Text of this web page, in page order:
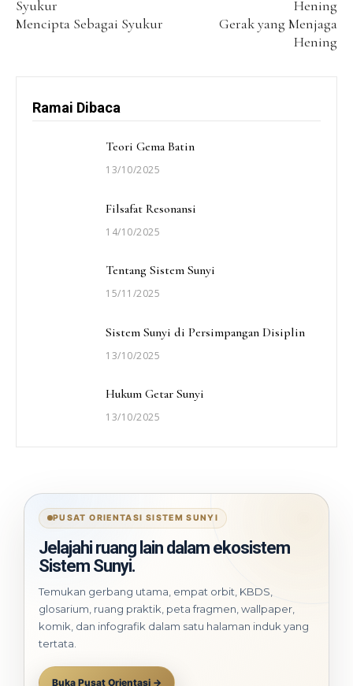
Mencipta Sebagai Syukur
Gerak yang Menjaga
Hening
Ramai Dibaca
Teori Gema Batin
13/10/2025
Filsafat Resonansi
14/10/2025
Tentang Sistem Sunyi
15/11/2025
Sistem Sunyi di Persimpangan Disiplin
13/10/2025
Hukum Getar Sunyi
13/10/2025
PUSAT ORIENTASI SISTEM SUNYI
Jelajahi ruang lain dalam ekosistem
Sistem Sunyi.
Temukan gerbang utama, empat orbit, KBDS,
glosarium, ruang praktik, peta fragmen, wallpaper,
komik, dan infografik dalam satu halaman induk yang
tertata.
Buka Pusat Orientasi →